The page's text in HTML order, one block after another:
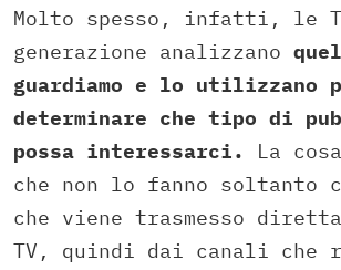
Molto spesso,
infatti,
le
generazione analizzano
guardiamo e lo utilizzano
determinare che tipo di
possa interessarci.
La
che non lo fanno soltanto
che viene trasmesso
TV,
quindi dai canali che